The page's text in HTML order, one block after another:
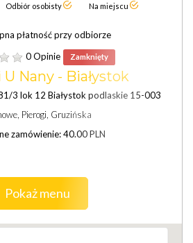
Odbiór osobisty Na miejscu
płatność przy odbiorze
0 Opinie
Zamknięty
Nany - Białystok
3 lok 12 Białystok podlaskie 15-003
Pierogi, Gruzińska
zamówienie: 40.00 PLN
Pokaż menu